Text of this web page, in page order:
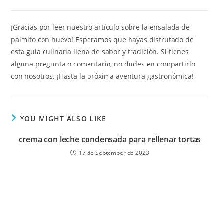
¡Gracias por leer nuestro artículo sobre la ensalada de
palmito con huevo! Esperamos que hayas disfrutado de
esta guía culinaria llena de sabor y tradición. Si tienes
alguna pregunta o comentario, no dudes en compartirlo
con nosotros. ¡Hasta la próxima aventura gastronómica!
YOU MIGHT ALSO LIKE
crema con leche condensada para rellenar tortas
17 de September de 2023